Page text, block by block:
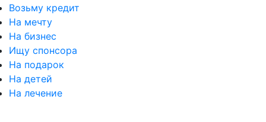
Возьму кредит
На мечту
На бизнес
Ищу спонсора
На подарок
На детей
На лечение